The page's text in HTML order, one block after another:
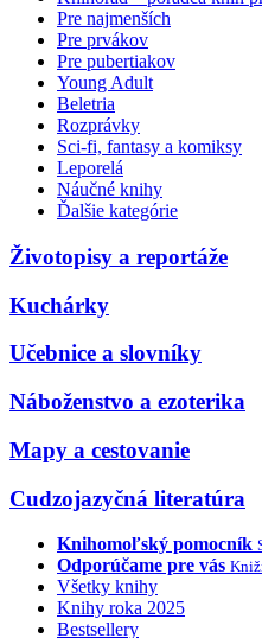
Pre najmenších
Pre prvákov
Pre pubertiakov
Young Adult
Beletria
Rozprávky
Sci-fi, fantasy a komiksy
Leporelá
Náučné knihy
Ďalšie kategórie
Životopisy a reportáže
Kuchárky
Učebnice a slovníky
Náboženstvo a ezoterika
Mapy a cestovanie
Cudzojazyčná literatúra
Knihomoľský pomocník
Odporúčame pre vás
Všetky knihy
Knihy roka 2025
Bestsellery